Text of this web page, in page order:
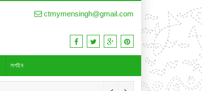
ctmymensingh@gmail.com
লগইন